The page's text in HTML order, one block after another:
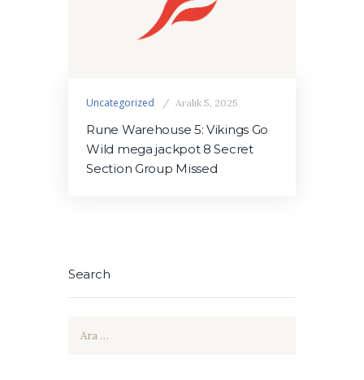
Uncategorized Aralık 5, 2025
Rune Warehouse 5: Vikings Go
Wild mega jackpot 8 Secret
Section Group Missed
Search